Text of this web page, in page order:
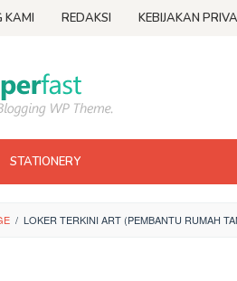
KAMI REDAKSI KEBIJAKAN
STATIONERY
/ LOKER TERKINI ART (PEMBANTU RUMAH